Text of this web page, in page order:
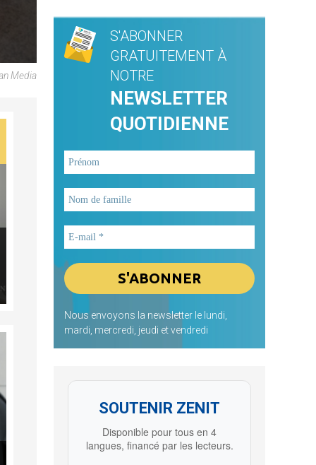
Media
S'ABONNER
GRATUITEMENT À
NOTRE
NEWSLETTER
QUOTIDIENNE
Nous envoyons la newsletter le lundi,
mardi, mercredi, jeudi et vendredi
SOUTENIR ZENIT
Disponible pour tous en 4
langues, financé par les lecteurs.